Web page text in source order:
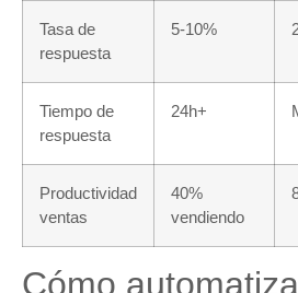
Tasa de
respuesta
5-10%
Tiempo de
respuesta
24h+
Productividad
ventas
40%
vendiendo
Cómo